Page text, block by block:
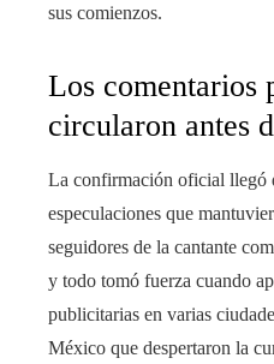
sus comienzos.
Los comentarios
circularon antes
La confirmación oficial llegó
especulaciones que
seguidores de la cantante
y todo tomó fuerza cuando
publicitarias en varias
México que despertaron la